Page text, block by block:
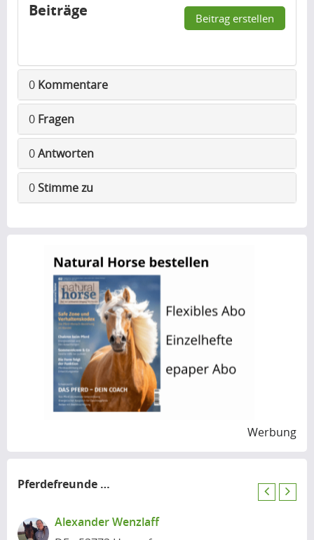
Beiträge Beitrag erstellen
0 Kommentare
0 Fragen
0Antworten
0Stimme zu
Werbung
Pferdefreunde
in der Nähe
Alexander Wenzlaff
P
N